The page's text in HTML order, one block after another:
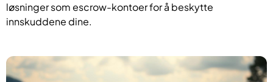
løsninger som escrow-kontoer for å beskytte
innskuddene dine.